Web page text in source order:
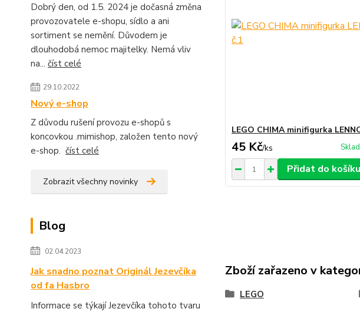
Dobrý den, od 1.5. 2024 je dočasná změna
provozovatele e-shopu, sídlo a ani
sortiment se nemění. Důvodem je
dlouhodobá nemoc majitelky. Nemá vliv
na... číst celé
29.10.2022
Nový e-shop
Z důvodu rušení provozu e-shopů s
koncovkou .mimishop, založen tento nový
e-shop. číst celé
Zobrazit všechny novinky
Blog
02.04.2023
Jak snadno poznat Originál Jezevčíka
od fa Hasbro
Informace se týkají Jezevčíka tohoto tvaru
LEGO CHIMA minifigurka
45 Kč/ks
Přidat do košíku
Zboží zařazeno v
LEGO